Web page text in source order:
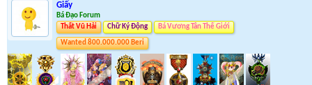
Giấy
Bá Đạo Forum
Thất Vũ Hải
Chữ Ký Động Bá Vương Tân Thế Giới
Wanted 800.000.000 Beri